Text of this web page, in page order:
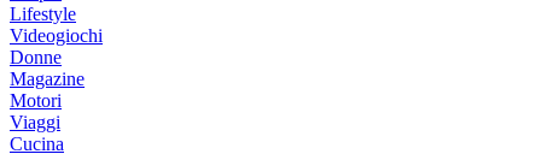
Lifestyle
Videogiochi
Donne
Magazine
Motori
Viaggi
Cucina